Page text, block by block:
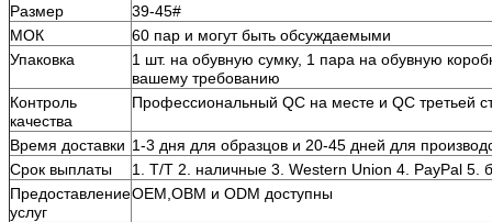
Размер
39-45#
МОК
60 пар и могут быть обсуждаемыми
Упаковка
1 шт. на обувную сумку, 1 пара на обувную
вашему требованию
Контроль
качества
Профессиональный QC на месте и QC третьей
Время доставки 1-3 дня для образцов и 20-45 дней для
Срок выплаты
1. T/T 2. наличные 3. Western Union 4. PayPal 5.
Предоставление
услуг
OEM,OBM и ODM доступны